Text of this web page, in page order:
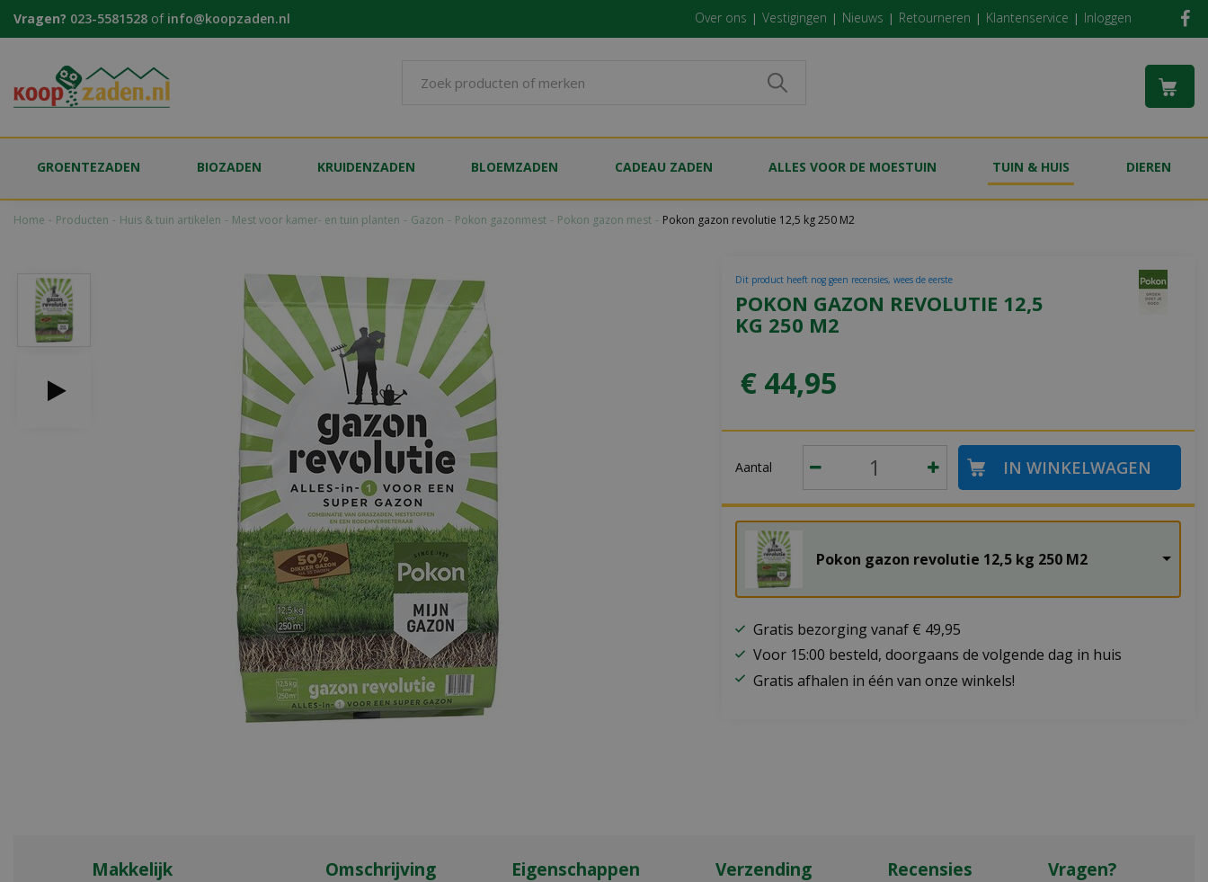
naar
Home Producten Huis & tuin artikelen Mest voor kamer- en tuin planten Gazon Pokon gazonmest Pokon gazon mest Pokon gazon revolutie 12,5 kg 250 M2
Vragen? 023-5581528 of info@koopzaden.nl Over ons Vestigingen Nieuws Retourneren Klantenservice Inloggen
GROENTEZADEN BIOZADEN KRUIDENZADEN BLOEMZADEN CADEAU ZADEN ALLES VOOR DE MOESTUIN TUIN & HUIS DIEREN
POKON GAZON REVOLUTIE 12,5
KG 250 M2
Dit product heeft nog geen recensies, wees de eerste
€ 44,95
Aantal
Pokon gazon revolutie 12,5 kg 250 M2
Gratis bezorging vanaf € 49,95
Voor 15:00 besteld, doorgaans de volgende dag in huis
Gratis afhalen in één van onze winkels!
Makkelijk
Omschrijving Eigenschappen Verzending Recensies Vragen?